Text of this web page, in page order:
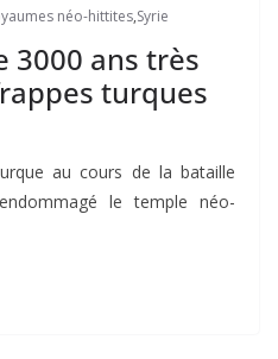
néo-hittites,Syrie
3000 ans très
turques
au cours de la bataille
le temple néo-